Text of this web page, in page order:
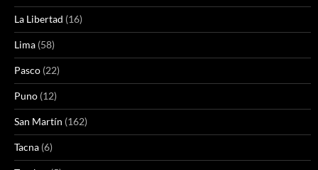
La Libertad (16)
Lima (58)
Pasco (22)
Puno (12)
San Martín (162)
Tacna (6)